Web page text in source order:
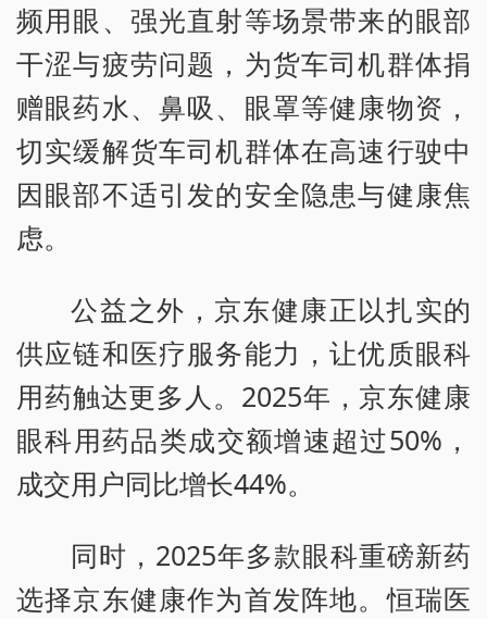
频用眼、强光直射等场景带来的眼部
干涩与疲劳问题，为货车司机群体捐
赠眼药水、鼻吸、眼罩等健康物资，
切实缓解货车司机群体在高速行驶中
因眼部不适引发的安全隐患与健康焦
虑。
公益之外，京东健康正以扎实的
供应链和医疗服务能力，让优质眼科
用药触达更多人。2025年，京东健康
眼科用药品类成交额增速超过50%，
成交用户同比增长44%。
同时，2025年多款眼科重磅新药
选择京东健康作为首发阵地。恒瑞医